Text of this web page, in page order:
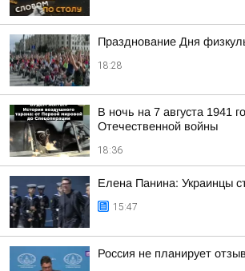
Празднование Дня
18:28
В ночь на 7 августа 1941
Отечественной войны
18:36
Елена Панина: Украинцы
15:47
Россия не планирует